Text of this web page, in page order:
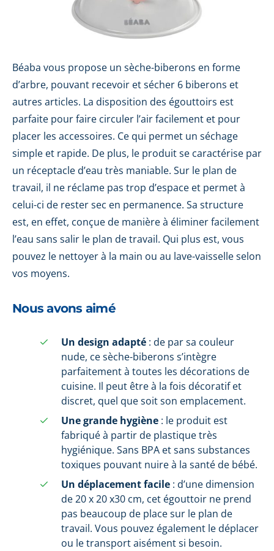
Béaba vous propose un sèche-biberons en forme
d’arbre, pouvant recevoir et sécher 6 biberons et
autres articles. La disposition des égouttoirs est
parfaite pour faire circuler l’air facilement et pour
placer les accessoires. Ce qui permet un séchage
simple et rapide. De plus, le produit se caractérise par
un réceptacle d’eau très maniable. Sur le plan de
travail, il ne réclame pas trop d’espace et permet à
celui-ci de rester sec en permanence. Sa structure
est, en effet, conçue de manière à éliminer facilement
l’eau sans salir le plan de travail. Qui plus est, vous
pouvez le nettoyer à la main ou au lave-vaisselle selon
vos moyens.
Nous avons aimé
Un design adapté : de par sa couleur
nude, ce sèche-biberons s’intègre
parfaitement à toutes les décorations de
cuisine. Il peut être à la fois décoratif et
discret, quel que soit son emplacement.
Une grande hygiène : le produit est
fabriqué à partir de plastique très
hygiénique. Sans BPA et sans substances
toxiques pouvant nuire à la santé de bébé.
Un déplacement facile : d’une dimension
de 20 x 20 x30 cm, cet égouttoir ne prend
pas beaucoup de place sur le plan de
travail. Vous pouvez également le déplacer
ou le transport aisément si besoin.